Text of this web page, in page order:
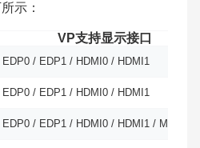
示：
VP支持显示接口
EDP0 / EDP1 / HDMI0 / HDMI1
EDP0 / EDP1 / HDMI0 / HDMI1
EDP0 / EDP1 / HDMI0 / HDMI1 / MIPI